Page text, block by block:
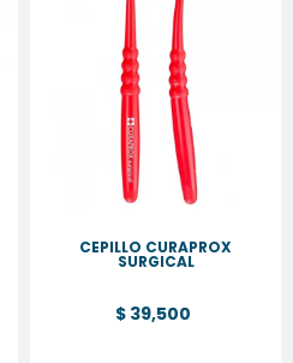
CEPILLO CURAPROX
SURGICAL
$ 39,500